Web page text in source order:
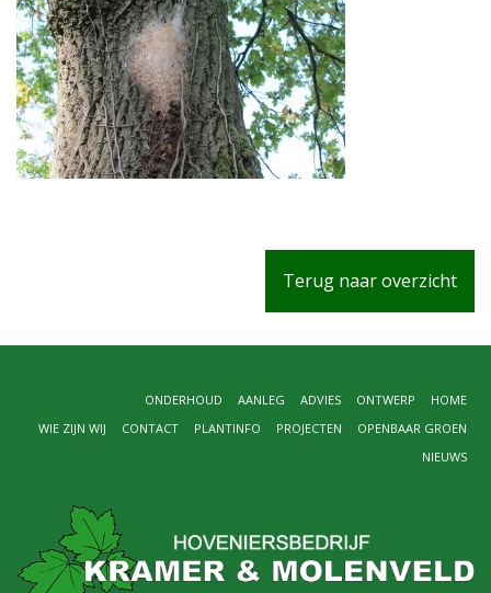
Terug naar overzicht
HOME
ONTWERP
ADVIES
AANLEG
ONDERHOUD
OPENBAAR GROEN
PROJECTEN
PLANTINFO
CONTACT
WIE ZIJN WIJ
NIEUWS